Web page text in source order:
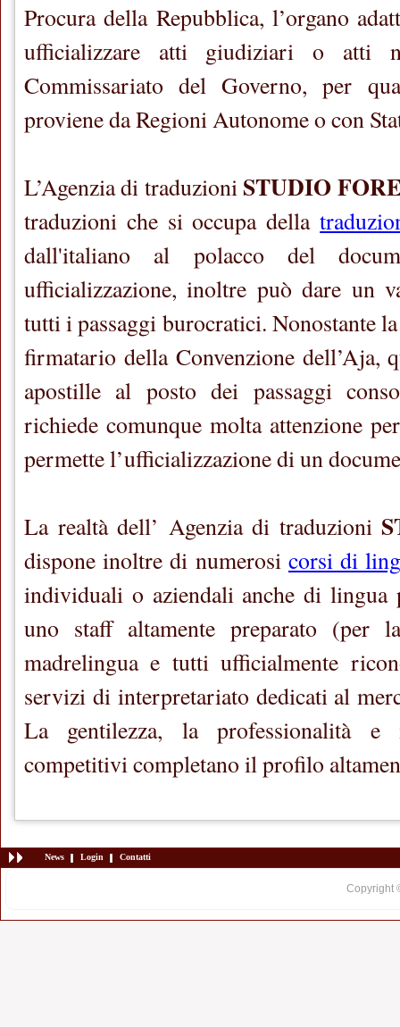
Procura della Repubblica, l’organo
ufficializzare atti giudiziari o atti
Commissariato del Governo, per
proviene da Regioni Autonome o con
L’Agenzia di traduzioniSTUDIO
traduzioni che si occupa della
dall'italiano al polacco del
ufficializzazione, inoltre può dare un
tutti i passaggi burocratici. Nonostante
firmatario della Convenzione dell’Aja,
apostille al posto dei passaggi
richiede comunque molta attenzione
permette l’ufficializzazione di un
La realtà dell’ Agenzia di traduzioni
dispone inoltre di numerosi corsi di
individuali o aziendali anche di lingua
uno staff altamente preparato (per
madrelingua e tutti ufficialmente
servizi di interpretariato dedicati al
La gentilezza, la professionalità e
competitivi completano il profilo
News Login Contatti
Copyright